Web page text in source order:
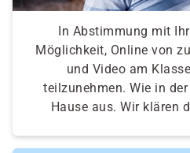
In Abstimmung mit
Möglichkeit, Online von
und Video am
teilzunehmen. Wie in
Hause aus. Wir klären